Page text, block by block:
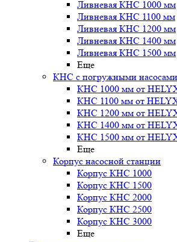
Ливневая КНС 1000 мм
Ливневая КНС 1100 мм
Ливневая КНС 1200 мм
Ливневая КНС 1400 мм
Ливневая КНС 1500 мм
Еще
КНС с погружными насосами
КНС 1000 мм от
КНС 1100 мм от
КНС 1200 мм от
КНС 1400 мм от
КНС 1500 мм от
Еще
Корпус насосной станции
Корпус КНС 1000
Корпус КНС 1500
Корпус КНС 2000
Корпус КНС 2500
Корпус КНС 3000
Еще